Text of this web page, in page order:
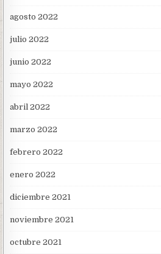
agosto 2022
julio 2022
junio 2022
mayo 2022
abril 2022
marzo 2022
febrero 2022
enero 2022
diciembre 2021
noviembre 2021
octubre 2021